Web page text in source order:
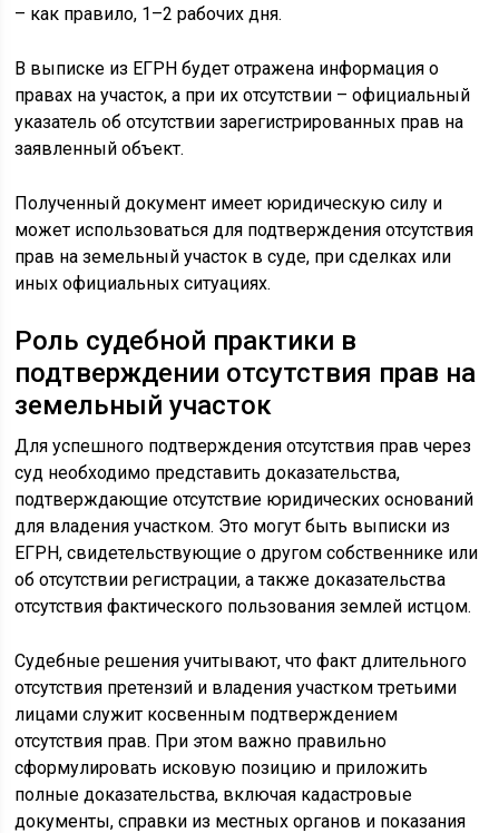
– как правило, 1–2 рабочих дня.
В выписке из ЕГРН будет отражена информация о
правах на участок, а при их отсутствии – официальный
указатель об отсутствии зарегистрированных прав на
заявленный объект.
Полученный документ имеет юридическую силу и
может использоваться для подтверждения отсутствия
прав на земельный участок в суде, при сделках или
иных официальных ситуациях.
Роль судебной практики в
подтверждении отсутствия прав на
земельный участок
Для успешного подтверждения отсутствия прав через
суд необходимо представить доказательства,
подтверждающие отсутствие юридических оснований
для владения участком. Это могут быть выписки из
ЕГРН, свидетельствующие о другом собственнике или
об отсутствии регистрации, а также доказательства
отсутствия фактического пользования землей истцом.
Судебные решения учитывают, что факт длительного
отсутствия претензий и владения участком третьими
лицами служит косвенным подтверждением
отсутствия прав. При этом важно правильно
сформулировать исковую позицию и приложить
полные доказательства, включая кадастровые
документы, справки из местных органов и показания